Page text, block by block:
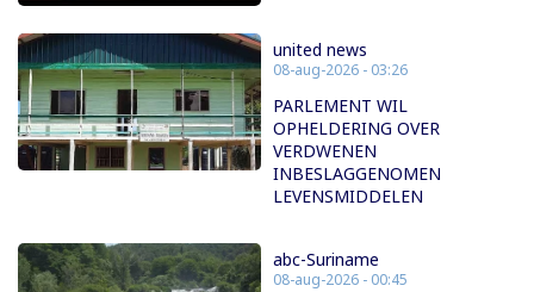
united news
08-aug-2026 - 03:26
PARLEMENT WIL
OPHELDERING OVER
VERDWENEN
INBESLAGGENOMEN
LEVENSMIDDELEN
abc-Suriname
08-aug-2026 - 00:45